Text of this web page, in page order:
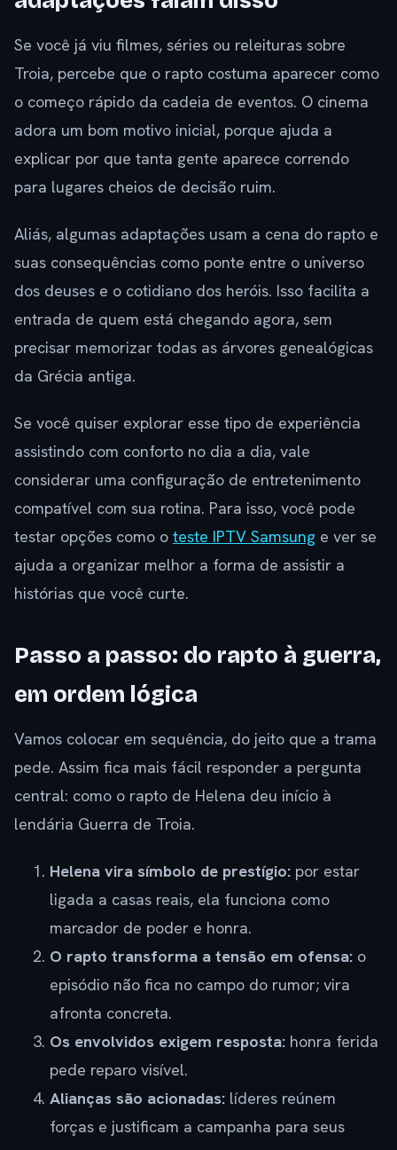
Se você já viu filmes, séries ou releituras sobre
Troia, percebe que o rapto costuma aparecer como
o começo rápido da cadeia de eventos. O cinema
adora um bom motivo inicial, porque ajuda a
explicar por que tanta gente aparece correndo
para lugares cheios de decisão ruim.
Aliás, algumas adaptações usam a cena do rapto e
suas consequências como ponte entre o universo
dos deuses e o cotidiano dos heróis. Isso facilita a
entrada de quem está chegando agora, sem
precisar memorizar todas as árvores genealógicas
da Grécia antiga.
Se você quiser explorar esse tipo de experiência
assistindo com conforto no dia a dia, vale
considerar uma configuração de entretenimento
compatível com sua rotina. Para isso, você pode
testar opções como o teste IPTV Samsung e ver se
ajuda a organizar melhor a forma de assistir a
histórias que você curte.
Passo a passo: do rapto à guerra,
em ordem lógica
Vamos colocar em sequência, do jeito que a trama
pede. Assim fica mais fácil responder a pergunta
central: como o rapto de Helena deu início à
lendária Guerra de Troia.
Helena vira símbolo de prestígio: por estar
ligada a casas reais, ela funciona como
marcador de poder e honra.
O rapto transforma a tensão em ofensa: o
episódio não fica no campo do rumor; vira
afronta concreta.
Os envolvidos exigem resposta: honra ferida
pede reparo visível.
Alianças são acionadas: líderes reúnem
forças e justificam a campanha para seus